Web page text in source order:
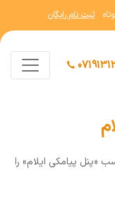
ثبت نام رایگان
«پنل پیامکی ایلام» را